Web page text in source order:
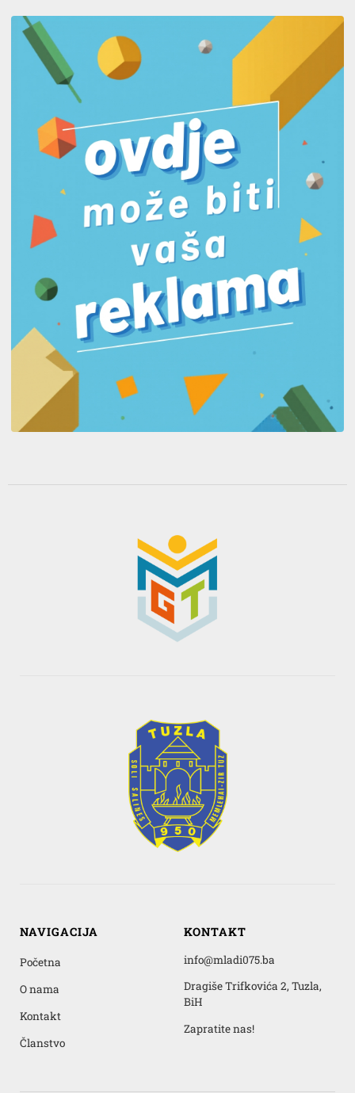
NAVIGACIJA
Početna
O nama
Kontakt
Članstvo
KONTAKT
info@mladi075.ba
Dragiše Trifkovića 2, Tuzla,
BiH
Zapratite nas!